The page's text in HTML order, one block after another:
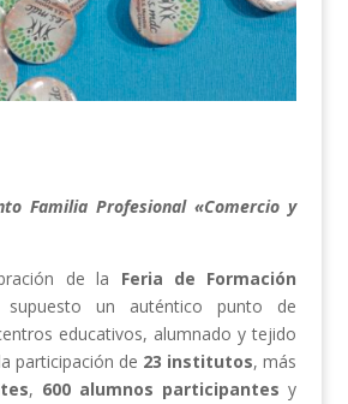
Familia Profesional «Comercio y
de la Feria de Formación
un auténtico punto de
educativos, alumnado y tejido
participación de 23 institutos, más
, 600 alumnos participantes y